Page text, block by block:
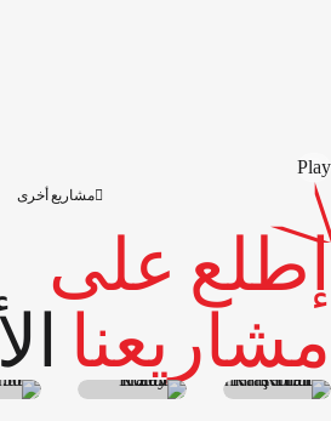
Play
مشاريع أخرى
إطلع على
مشاريعنا